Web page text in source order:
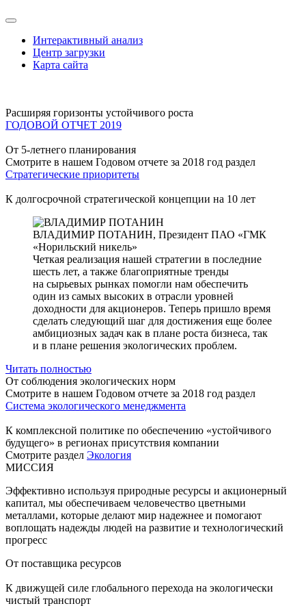
Интерактивный анализ
Центр загрузки
Карта сайта
Расширяя горизонты устойчивого роста
ГОДОВОЙ ОТЧЕТ 2019
От 5-летнего планирования
Смотрите в нашем Годовом отчете за 2018 год раздел
Стратегические приоритеты
К долгосрочной стратегической концепции на 10 лет
ВЛАДИМИР ПОТАНИН, Президент ПАО «ГМК
«Норильский никель»
Четкая реализация нашей стратегии в последние
шесть лет, а также благоприятные тренды
на сырьевых рынках помогли нам обеспечить
один из самых высоких в отрасли уровней
доходности для акционеров. Теперь пришло время
сделать следующий шаг для достижения еще более
амбициозных задач как в плане роста бизнеса, так
и в плане решения экологических проблем.
Читать полностью
От соблюдения экологических норм
Смотрите в нашем Годовом отчете за 2018 год раздел
Система экологического менеджмента
К комплексной политике по обеспечению «устойчивого
будущего» в регионах присутствия компании
Смотрите раздел Экология
МИССИЯ
Эффективно используя природные ресурсы и акционерный
капитал, мы обеспечиваем человечество цветными
металлами, которые делают мир надежнее и помогают
воплощать надежды людей на развитие и технологический
прогресс
От поставщика ресурсов
К движущей силе глобального перехода на экологически
чистый транспорт